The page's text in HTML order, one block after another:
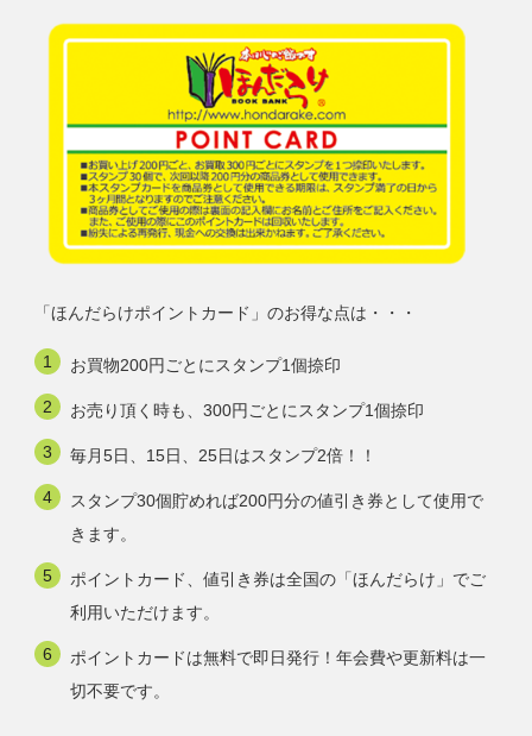
「ほんだらけポイントカード」のお得な点は・・・
お買物200円ごとにスタンプ1個捺印
お売り頂く時も、300円ごとにスタンプ1個捺印
毎月5日、15日、25日はスタンプ2倍！！
スタンプ30個貯めれば200円分の値引き券として使用で
きます。
ポイントカード、値引き券は全国の「ほんだらけ」でご
利用いただけます。
ポイントカードは無料で即日発行！年会費や更新料は一
切不要です。